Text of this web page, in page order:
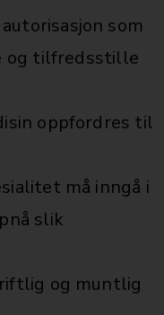
som
og tilfredsstille
oppfordres til
må inngå i
slik
og muntlig